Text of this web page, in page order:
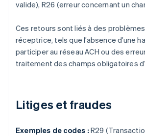
valide), R26 (erreur concernant un
Ces retours sont liés à des
réceptrice, tels que l’absence d’une
participer au réseau ACH ou des
traitement des champs obligatoires
Litiges et fraudes
Exemples de codes : R29